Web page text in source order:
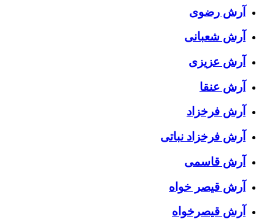
آرش رضوی
آرش شعبانی
آرش عزیزی
آرش عنقا
آرش فرخزاد
آرش فرخزاد نباتی
آرش قاسمی
آرش قیصر خواه
آرش قیصرخواه